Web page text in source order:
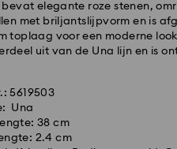
bevat elegante roze stenen,
met briljantslijpvorm en is
toplaag voor een moderne
uit van de Una lijn en is
5619503
Una
38 cm
2.4 cm
: EUR 6.95
verzending bij meer dan
- FedEx
die van maandag tot en met
worden dezelfde
expresslevering: 1 werkdag
is een delicaat materiaal
behandeld. Volg
dat je Swarovski product